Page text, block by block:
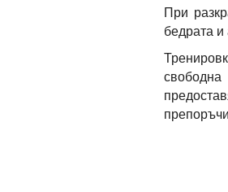
При
бедрата